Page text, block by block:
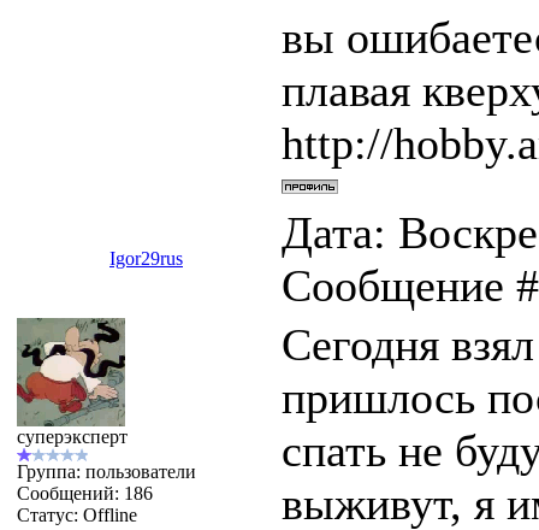
вы
плавая
http://
Igor29rus
Дата:
Сообщение
суперэксперт
Группа: пользователи
Сообщений: 186
Статус: Offline
Сегодня
пришлось
спать не
выживут, я